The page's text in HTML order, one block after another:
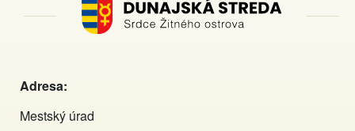
Adresa:
Mestský úrad